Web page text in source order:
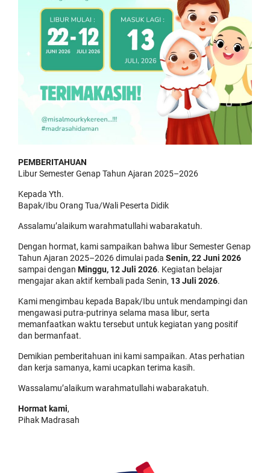
PEMBERITAHUAN
Libur Semester Genap Tahun Ajaran 2025–2026
Kepada Yth.
Bapak/Ibu Orang Tua/Wali Peserta Didik
Assalamu’alaikum warahmatullahi wabarakatuh.
Dengan hormat, kami sampaikan bahwa libur Semester Genap
Tahun Ajaran 2025–2026 dimulai pada Senin, 22 Juni 2026
sampai dengan Minggu, 12 Juli 2026. Kegiatan belajar
mengajar akan aktif kembali pada Senin, 13 Juli 2026.
Kami mengimbau kepada Bapak/Ibu untuk mendampingi dan
mengawasi putra-putrinya selama masa libur, serta
memanfaatkan waktu tersebut untuk kegiatan yang positif
dan bermanfaat.
Demikian pemberitahuan ini kami sampaikan. Atas perhatian
dan kerja samanya, kami ucapkan terima kasih.
Wassalamu’alaikum warahmatullahi wabarakatuh.
Hormat kami,
Pihak Madrasah